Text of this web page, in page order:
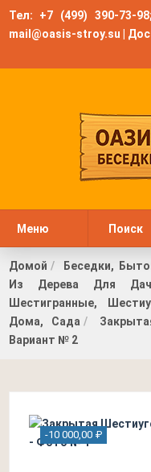
Тел: +7 (499) 390-73-98
mail@oasis-stroy.su
Меню Поиск
Домой
Беседки,
Из Дерева Для
Шестигранные,
Дома, Сада
Вариант № 2
-10 000,00 ₽